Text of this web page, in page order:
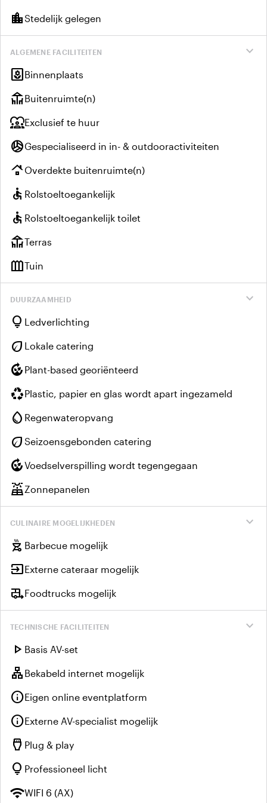
location_cityStedelijk gelegen
expand_more
ALGEMENE FACILITEITEN
yardBinnenplaats
deckBuitenruimte(n)
diversity_1Exclusief te huur
sports_volleyballGespecialiseerd in in- & outdooractiviteiten
roofingOverdekte buitenruimte(n)
accessible Rolstoeltoegankelijk
accessible Rolstoeltoegankelijk toilet
deckTerras
outdoor_gardenTuin
expand_more
DUURZAAMHEID
lightbulb Ledverlichting
eco Lokale catering
compost Plant-based georiënteerd
recyclingPlastic, papier en glas wordt apart ingezameld
water_drop Regenwateropvang
eco Seizoensgebonden catering
compostVoedselverspilling wordt tegengegaan
solar_powerZonnepanelen
expand_more
CULINAIRE MOGELIJKHEDEN
outdoor_grill Barbecue mogelijk
inputExterne cateraar mogelijk
rv_hookupFoodtrucks mogelijk
expand_more
TECHNISCHE FACILITEITEN
play_arrow Basis AV-set
lan Bekabeld internet mogelijk
infoEigen online eventplatform
infoExterne AV-specialist mogelijk
settings_input_hdmi Plug & play
lightbulb Professioneel licht
wifiWIFI 6 (AX)